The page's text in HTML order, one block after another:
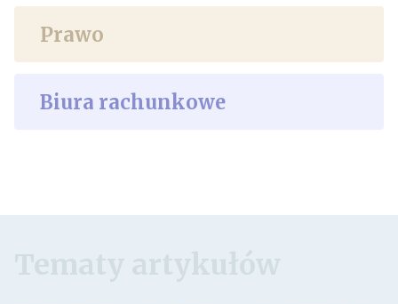
Prawo
Biura rachunkowe